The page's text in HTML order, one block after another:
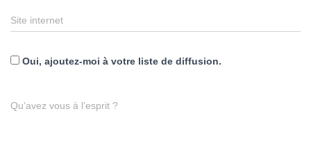
Site internet
Oui, ajoutez-moi à votre liste de diffusion.
Qu’avez vous à l’esprit ?